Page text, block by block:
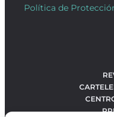
Política de